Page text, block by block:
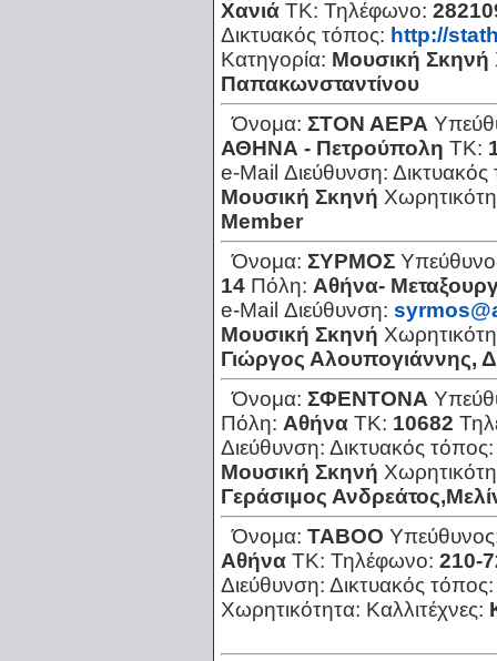
Χανιά ΤΚ: Τηλέφωνο:
Δικτυακός τόπος: http://
Κατηγορία: Μουσική Σκηνή
Παπακωνσταντίνου
Όνομα: ΣΤΟΝ ΑΕΡΑ
ΑΘΗΝΑ - Πετρούπολη ΤΚ:
e-Mail Διεύθυνση:
Μουσική Σκηνή
Member
Όνομα: ΣΥΡΜΟΣ
14 Πόλη: Αθήνα-
e-Mail Διεύθυνση:
Μουσική Σκηνή
Γιώργος Αλουπογιάννης,
Όνομα: ΣΦΕΝΤΟΝΑ
Πόλη: Αθήνα ΤΚ: 10682
Διεύθυνση: Δικτυακός
Μουσική Σκηνή
Γεράσιμος
Όνομα: ΤΑΒΟΟ
Αθήνα ΤΚ: Τηλέφωνο: 210-
Διεύθυνση: Δικτυακός
Χωρητικότητα: Καλλιτέχνες: